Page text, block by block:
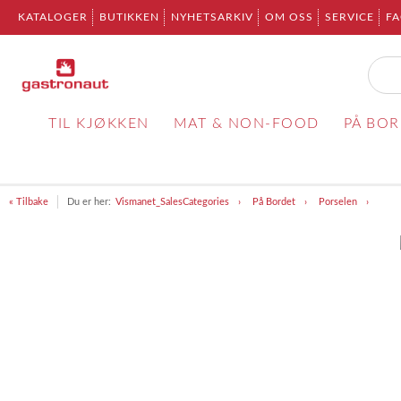
KATALOGER BUTIKKEN NYHETSARKIV OM OSS SERVICE
TIL KJØKKEN MAT & NON-FOOD PÅ
« Tilbake Du er her: Vismanet_SalesCategories På Bordet Porselen